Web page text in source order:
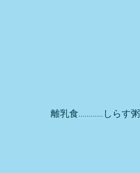
離乳食…………しらす粥